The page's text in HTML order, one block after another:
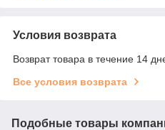
Условия возврата
Возврат товара в течение 14
Все условия возврата
Подобные товары